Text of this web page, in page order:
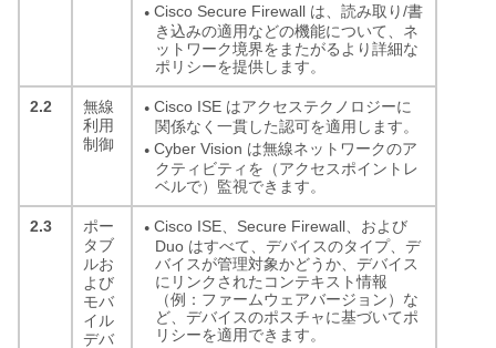
● Cisco Secure Firewall は、読み取り/書
き込みの適用などの機能について、ネ
ットワーク境界をまたがるより詳細な
ポリシーを提供します。
2.2
無線
利用
制御
● Cisco ISE はアクセステクノロジーに
関係なく一貫した認可を適用します。
● Cyber Vision は無線ネットワークのア
クティビティを（アクセスポイントレ
ベルで）監視できます。
2.3
ポー
タブ
ルお
よび
モバ
イル
デバ
● Cisco ISE、Secure Firewall、および
Duo はすべて、デバイスのタイプ、デ
バイスが管理対象かどうか、デバイス
にリンクされたコンテキスト情報
（例：ファームウェアバージョン）な
ど、デバイスのポスチャに基づいてポ
リシーを適用できます。